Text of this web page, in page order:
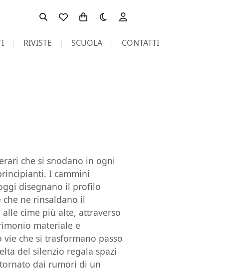
Toggle theme
RIVISTE SCUOLA CONTATTI
che si snodano in ogni
I cammini
disegnano il profilo
ne rinsaldano il
cime più alte, attraverso
materiale e
che si trasformano passo
del silenzio regala spazi
dai rumori di un